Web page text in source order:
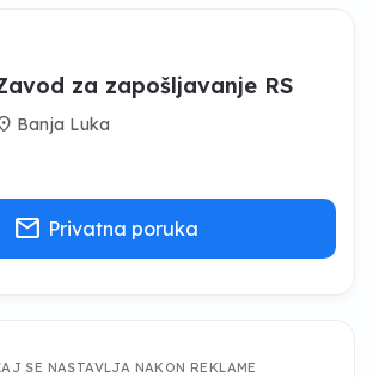
za zapošljavanje RS
Banja Luka
mail Privatna poruka
SE NASTAVLJA NAKON REKLAME